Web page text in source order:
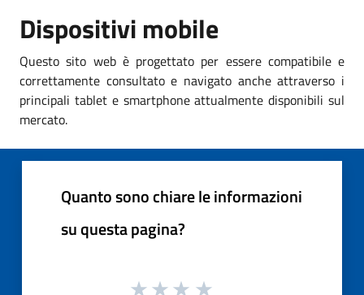
Dispositivi mobile
Questo sito web è progettato per essere compatibile e
correttamente consultato e navigato anche attraverso i
principali tablet e smartphone attualmente disponibili sul
mercato.
Quanto sono chiare le informazioni
su questa pagina?